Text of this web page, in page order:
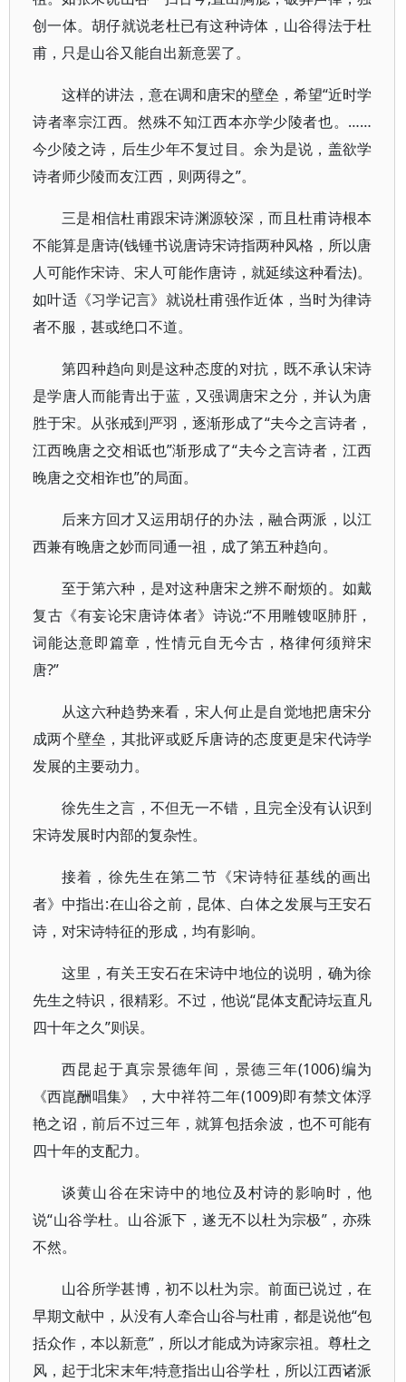
创一体。胡仔就说老杜已有这种诗体，山谷得法于杜
甫，只是山谷又能自出新意罢了。
这样的讲法，意在调和唐宋的壁垒，希望“近时学
诗者率宗江西。然殊不知江西本亦学少陵者也。……
今少陵之诗，后生少年不复过目。余为是说，盖欲学
诗者师少陵而友江西，则两得之”。
三是相信杜甫跟宋诗渊源较深，而且杜甫诗根本
不能算是唐诗(钱锺书说唐诗宋诗指两种风格，所以唐
人可能作宋诗、宋人可能作唐诗，就延续这种看法)。
如叶适《习学记言》就说杜甫强作近体，当时为律诗
者不服，甚或绝口不道。
第四种趋向则是这种态度的对抗，既不承认宋诗
是学唐人而能青出于蓝，又强调唐宋之分，并认为唐
胜于宋。从张戒到严羽，逐渐形成了“夫今之言诗者，
江西晚唐之交相诋也”渐形成了“夫今之言诗者，江西
晚唐之交相诈也”的局面。
后来方回才又运用胡仔的办法，融合两派，以江
西兼有晚唐之妙而同通一祖，成了第五种趋向。
至于第六种，是对这种唐宋之辨不耐烦的。如戴
复古《有妄论宋唐诗体者》诗说:“不用雕锼呕肺肝，
词能达意即篇章，性情元自无今古，格律何须辩宋
唐?”
从这六种趋势来看，宋人何止是自觉地把唐宋分
成两个壁垒，其批评或贬斥唐诗的态度更是宋代诗学
发展的主要动力。
徐先生之言，不但无一不错，且完全没有认识到
宋诗发展时内部的复杂性。
接着，徐先生在第二节《宋诗特征基线的画出
者》中指出:在山谷之前，昆体、白体之发展与王安石
诗，对宋诗特征的形成，均有影响。
这里，有关王安石在宋诗中地位的说明，确为徐
先生之特识，很精彩。不过，他说“昆体支配诗坛直凡
四十年之久”则误。
西昆起于真宗景德年间，景德三年(1006)编为
《西崑酬唱集》，大中祥符二年(1009)即有禁文体浮
艳之诏，前后不过三年，就算包括余波，也不可能有
四十年的支配力。
谈黄山谷在宋诗中的地位及村诗的影响时，他
说“山谷学杜。山谷派下，遂无不以杜为宗极”，亦殊
不然。
山谷所学甚博，初不以杜为宗。前面已说过，在
早期文献中，从没有人牵合山谷与杜甫，都是说他“包
括众作，本以新意”，所以才能成为诗家宗祖。尊杜之
风，起于北宋末年;特意指出山谷学杜，所以江西诸派